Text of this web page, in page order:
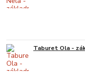
Taburet Ola -